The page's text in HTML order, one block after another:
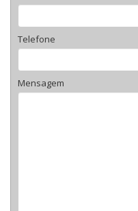
Telefone
Mensagem